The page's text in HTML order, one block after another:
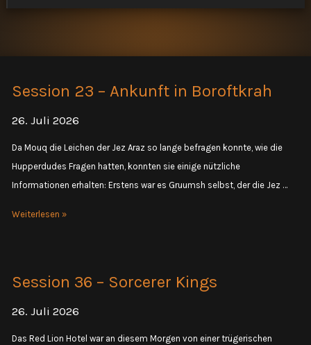
Session 23 – Ankunft in Boroftkrah
26. Juli 2026
Da Mouq die Leichen der Jez Araz so lange befragen konnte, wie die
Hupperdudes Fragen hatten, konnten sie einige nützliche
Informationen erhalten: Erstens war es Gruumsh selbst, der die Jez …
Session
in
Boroftkrah
Weiterlesen »
Session 36 – Sorcerer Kings
26. Juli 2026
Das Red Lion Hotel war an diesem Morgen von einer trügerischen